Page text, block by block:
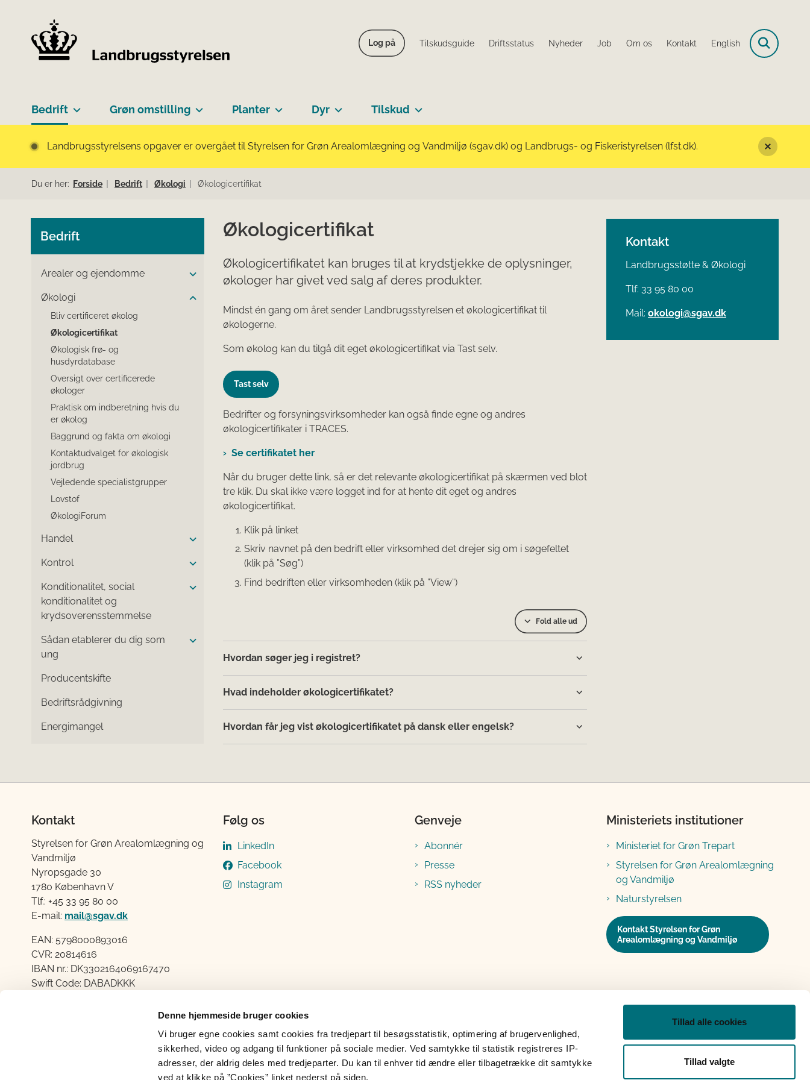
Denne hjemmeside bruger cookies
Vi bruger egne cookies samt cookies fra tredjepart til besøgsstatistik, optimering af brugervenlighed,
sikkerhed, video og adgang til funktioner på sociale medier. Ved samtykke til statistik registreres IP-
adresser, der aldrig deles med tredjeparter. Du kan til enhver tid ændre eller tilbagetrække dit samtykke
ved at klikke på ”Cookies” linket nederst på siden.
Tillad alle cookies
Tillad valgte
Log på Tilskudsguide Driftsstatus Nyheder Job Om os Kontakt English
Bedrift Grøn omstilling Planter Dyr Tilskud
Landbrugsstyrelsens opgaver er overgået til Styrelsen for Grøn Arealomlægning og Vandmiljø (sgav.dk) og Landbrugs- og Fiskeristyrelsen (lfst.dk).
Du er her: Forside Bedrift Økologi Økologicertifikat
Bedrift
Arealer og ejendomme
Økologi
Bliv certificeret økolog
Økologicertifikat
Økologisk frø- og
husdyrdatabase
Oversigt over certificerede
økologer
Praktisk om indberetning hvis du
er økolog
Baggrund og fakta om økologi
Kontaktudvalget for økologisk
jordbrug
Vejledende specialistgrupper
Lovstof
ØkologiForum
Handel
Kontrol
Konditionalitet, social
konditionalitet og
krydsoverensstemmelse
Sådan etablerer du dig som
ung
Producentskifte
Bedriftsrådgivning
Energimangel
Økologicertifikat
Økologicertifikatet kan bruges til at krydstjekke de oplysninger,
økologer har givet ved salg af deres produkter.
Mindst én gang om året sender Landbrugsstyrelsen et økologicertifikat til
økologerne.
Som økolog kan du tilgå dit eget økologicertifikat via Tast selv.
Tast selv
Bedrifter og forsyningsvirksomheder kan også finde egne og andres
økologicertifikater i TRACES.
Se certifikatet her
Når du bruger dette link, så er det relevante økologicertifikat på skærmen ved blot
tre klik. Du skal ikke være logget ind for at hente dit eget og andres
økologicertifikat.
Klik på linket
Skriv navnet på den bedrift eller virksomhed det drejer sig om i søgefeltet
(klik på ”Søg”)
Find bedriften eller virksomheden (klik på ”View”)
Fold alle ud
Hvordan søger jeg i registret?
Hvad indeholder økologicertifikatet?
Hvordan får jeg vist økologicertifikatet på dansk eller engelsk?
Kontakt
Landbrugsstøtte & Økologi
Tlf: 33 95 80 00
Mail: okologi@sgav.dk
Kontakt
Styrelsen for Grøn Arealomlægning og
Vandmiljø
Nyropsgade 30
1780 København V
Tlf.: +45 33 95 80 00
E-mail: mail@sgav.dk
EAN: 5798000893016
CVR: 20814616
IBAN nr.: DK3302164069167470
Swift Code: DABADKKK
Mandag – Torsdag fra 08.30 – 15.00
Følg os
LinkedIn
Facebook
Instagram
Genveje
Abonnér
Presse
RSS nyheder
Ministeriets institutioner
Ministeriet for Grøn Trepart
Styrelsen for Grøn Arealomlægning
og Vandmiljø
Naturstyrelsen
Kontakt Styrelsen for Grøn
Arealomlægning og Vandmiljø